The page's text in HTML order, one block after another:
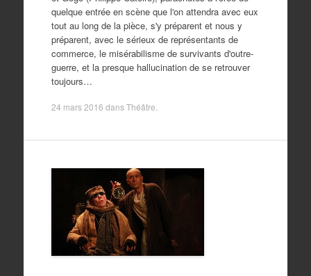
quelque entrée en scène que l'on attendra avec eux
tout au long de la pièce, s'y préparent et nous y
préparent, avec le sérieux de représentants de
commerce, le misérabilisme de survivants d'outre-
guerre, et la presque hallucination de se retrouver
toujours…
24 mars 2016 dansThéâtre